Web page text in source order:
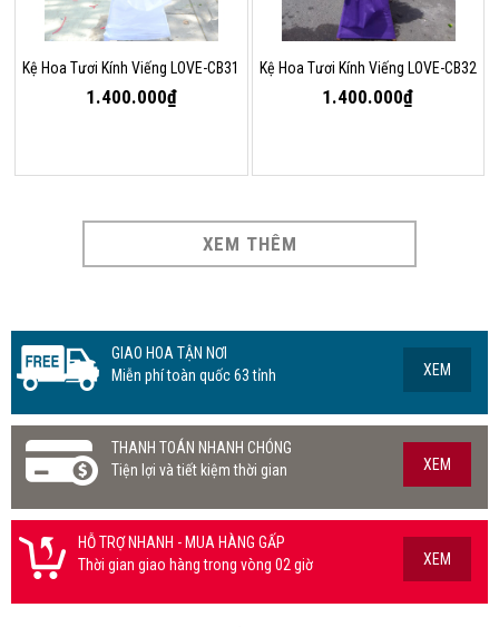
Kệ Hoa Tươi Kính Viếng LOVE-CB31
1.400.000₫
Kệ Hoa Tươi Kính Viếng LOVE-CB32
1.400.000₫
XEM THÊM
GIAO HOA TẬN NƠI
Miễn phí toàn quốc 63 tỉnh
XEM
THANH TOÁN NHANH CHÓNG
Tiện lợi và tiết kiệm thời gian
XEM
HỖ TRỢ NHANH - MUA HÀNG GẤP
Thời gian giao hàng trong vòng 02 giờ
XEM